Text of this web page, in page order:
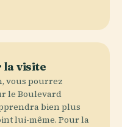
la visite
vous pourrez
le Boulevard
bien plus
lui-même. Pour la